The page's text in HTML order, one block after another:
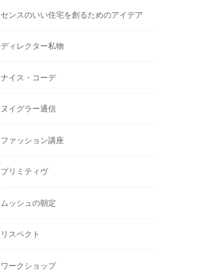
センスのいい住宅を創るためのアイデア
ディレクター私物
ナイス・コーデ
ヌイグラー通信
ファッション講座
プリミティヴ
ムッシュの朝定
リスペクト
ワークショップ